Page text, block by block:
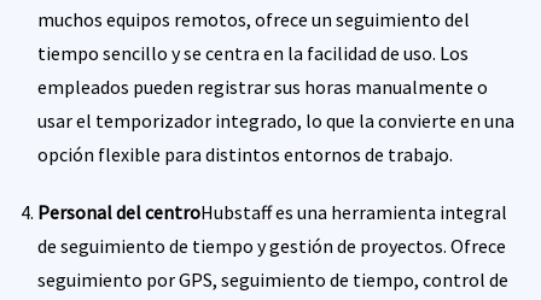
muchos equipos remotos, ofrece un seguimiento del
tiempo sencillo y se centra en la facilidad de uso. Los
empleados pueden registrar sus horas manualmente o
usar el temporizador integrado, lo que la convierte en una
opción flexible para distintos entornos de trabajo.
Personal del centroHubstaff es una herramienta integral
de seguimiento de tiempo y gestión de proyectos. Ofrece
seguimiento por GPS, seguimiento de tiempo, control de